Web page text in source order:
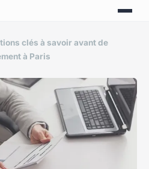
clés à savoir avant de
à Paris